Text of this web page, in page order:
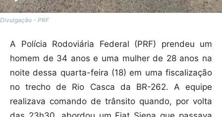
Divulgação - PRF
A Polícia Rodoviária Federal (PRF) prendeu um
homem de 34 anos e uma mulher de 28 anos na
noite dessa quarta-feira (18) em uma fiscalização
no trecho de Rio Casca da BR-262. A equipe
realizava comando de trânsito quando, por volta